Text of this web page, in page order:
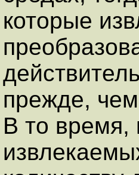
которые
прежде,
В то время,